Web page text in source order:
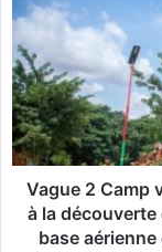
g
u
e
2
C
a
m
Vague 2 Camp
à la découverte
base